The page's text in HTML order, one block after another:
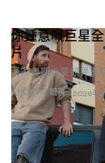
SPORTS 體育
你鍾意嘅巨星
片
而家奧斯卡要頒畀
2026年